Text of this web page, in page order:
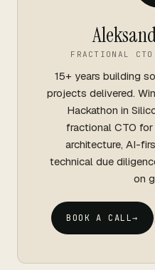
FRACTIONAL
15+ years building
projects delivered.
Hackathon in
fractional CTO
architecture, AI-
technical due
on
BOOK A CALL→